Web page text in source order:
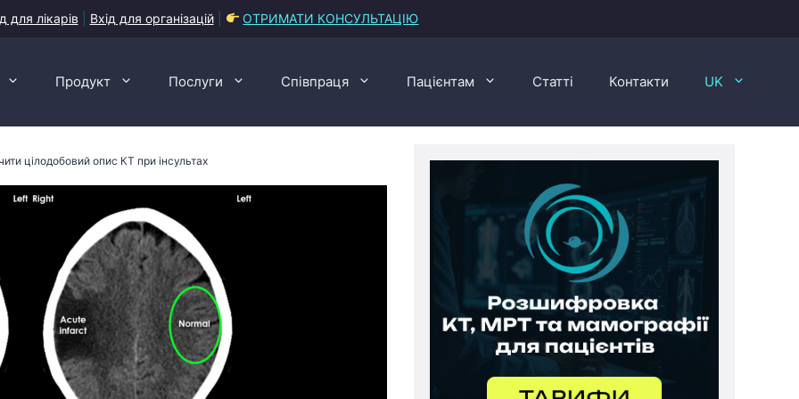
для лікарів Вхід для організацій| ОТРИМАТИ КОНСУЛЬТАЦІЮ
Продукт Послуги Співпраця Пацієнтам Статті Контакти UK
цілодобовий опис КТ при інсультах